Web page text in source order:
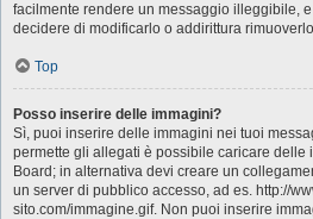
facilmente rendere un messaggio illeggibile,
decidere di modificarlo o addirittura
Top
Posso inserire delle immagini?
Sì, puoi inserire delle immagini nei tuoi
permette gli allegati è possibile caricare delle
Board; in alternativa devi creare un
un server di pubblico accesso, ad es. http://
sito.com/immagine.gif. Non puoi inserire